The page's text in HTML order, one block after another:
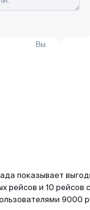
Вы
показывает
рейсов и 10 рейсов
9000